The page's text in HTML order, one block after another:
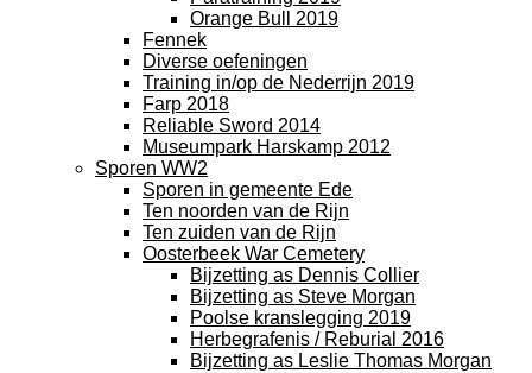
Orange Bull 2019
Fennek
Diverse oefeningen
Training in/op de Nederrijn 2019
Farp 2018
Reliable Sword 2014
Museumpark Harskamp 2012
Sporen WW2
Sporen in gemeente Ede
Ten noorden van de Rijn
Ten zuiden van de Rijn
Oosterbeek War Cemetery
Bijzetting as Dennis Collier
Bijzetting as Steve Morgan
Poolse kranslegging 2019
Herbegrafenis / Reburial 2016
Bijzetting as Leslie Thomas Morgan